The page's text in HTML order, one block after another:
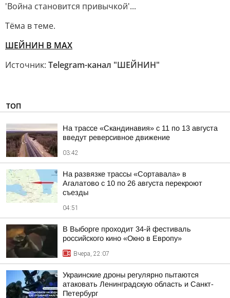
'Война становится привычкой'...
Тёма в теме.
ШЕЙНИН В МАХ
Источник: Telegram-канал "ШЕЙНИН"
ТОП
На трассе «Скандинавия» с 11 по 13 августа
введут реверсивное движение
03:42
На развязке трассы «Сортавала» в
Агалатово с 10 по 26 августа перекроют
съезды
04:51
В Выборге проходит 34-й фестиваль
российского кино «Окно в Европу»
Вчера, 22:07
Украинские дроны регулярно пытаются
атаковать Ленинградскую область и Санкт-
Петербург